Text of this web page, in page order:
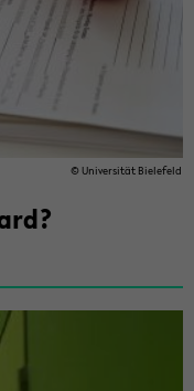
© Uni­ver­si­tät Bie­le­feld